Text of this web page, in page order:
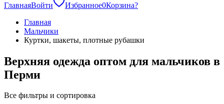
ГлавнаяВойти Избранное0Корзина?
Главная
Мальчики
Куртки, шакеты, плотные рубашки
Верхняя одежда оптом для мальчиков в
Перми
Все фильтры и сортировка